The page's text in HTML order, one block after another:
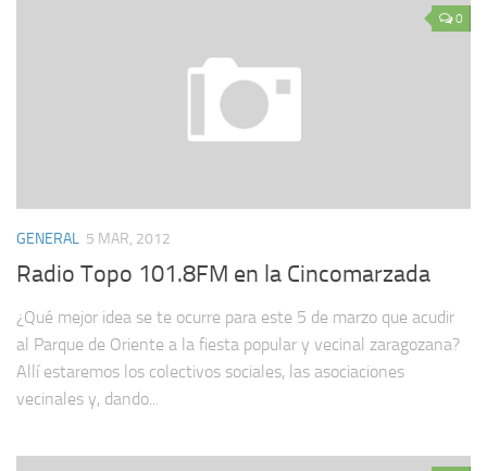
0
GENERAL 5 MAR, 2012
Radio Topo 101.8FM en la Cincomarzada
¿Qué mejor idea se te ocurre para este 5 de marzo que acudir
al Parque de Oriente a la fiesta popular y vecinal zaragozana?
Allí estaremos los colectivos sociales, las asociaciones
vecinales y, dando...